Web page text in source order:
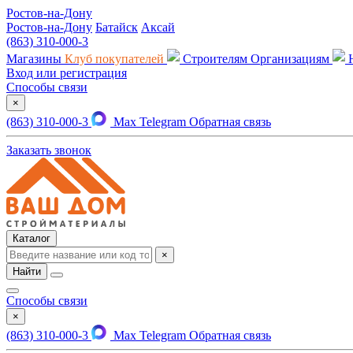
Ростов-на-Дону
Ростов-на-Дону Батайск Аксай
(863) 310-000-3
Магазины Клуб покупателей Строителям Организациям
Вход или регистрация
Способы связи
×
(863) 310-000-3 Max Telegram Обратная связь
Заказать звонок
Каталог
×
Найти
Способы связи
×
(863) 310-000-3 Max Telegram Обратная связь